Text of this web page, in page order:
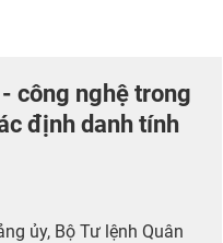
công nghệ trong
định danh tính
ủy, Bộ Tư lệnh Quân